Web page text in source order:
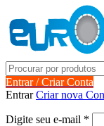
Entrar / Criar Conta
EntrarCriar nova
Digite seu e-mail *